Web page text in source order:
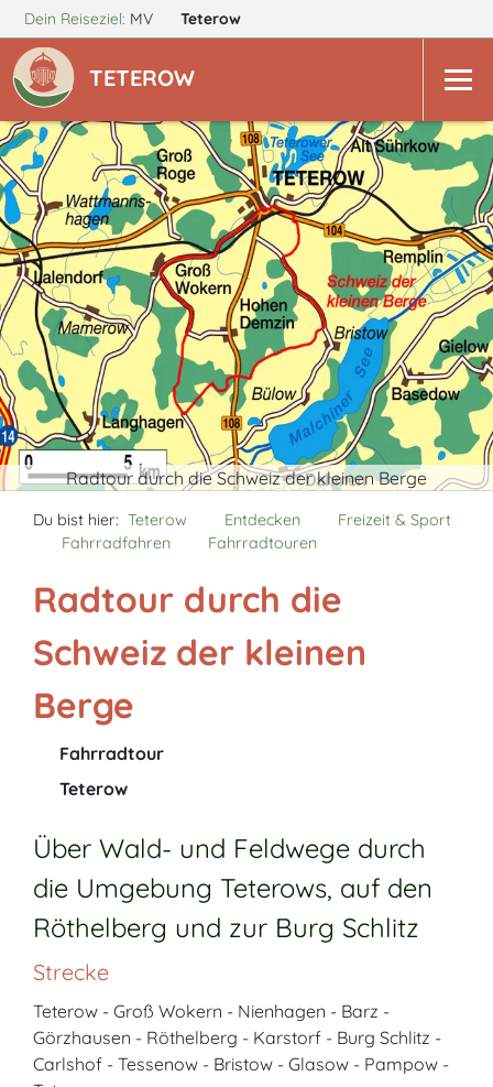
Dein Reiseziel: MV Teterow
TETEROW
Radtour durch die Schweiz der kleinen Berge
Du bist hier: Teterow Entdecken
Freizeit & Sport
Fahrradfahren
Fahrradtouren
Radtour durch die
Schweiz der kleinen
Berge
Fahrradtour
Teterow
Über Wald- und Feldwege durch
die Umgebung Teterows, auf den
Röthelberg und zur Burg Schlitz
Strecke
Teterow - Groß Wokern - Nienhagen - Barz -
Görzhausen - Röthelberg - Karstorf - Burg Schlitz -
Carlshof - Tessenow - Bristow - Glasow - Pampow -